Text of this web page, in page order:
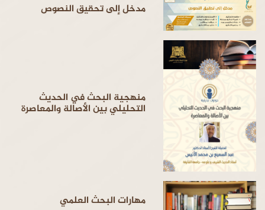
مدخل إلى تحقيق النصوص
منهجية البحث في الحديث
التحليلي بين الأصالة والمعاصرة
مهارات البحث العلمي